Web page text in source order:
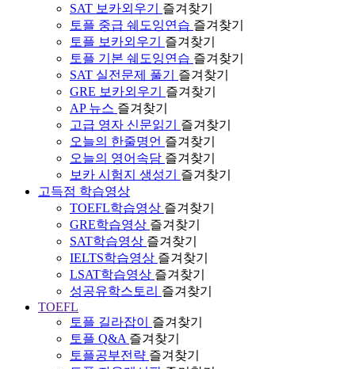
SAT 보카외우기
즐겨찾기
토플 중급 쉐도잉연습 즐겨찾기
토플 보카외우기
즐겨찾기
토플 기본 쉐도잉연습 즐겨찾기
SAT 실전문제 풀기
즐겨찾기
GRE 보카외우기
즐겨찾기
AP 뉴스 즐겨찾기
고급 영자 신문읽기
즐겨찾기
오늘의 한줄명언 즐겨찾기
오늘의 영어속담 즐겨찾기
보카 시험지 생성기
즐겨찾기
고득점 학습영상
TOEFL학습영상 즐겨찾기
GRE학습영상 즐겨찾기
SAT학습영상 즐겨찾기
IELTS학습영상 즐겨찾기
LSAT학습영상 즐겨찾기
성공유학스토리 즐겨찾기
TOEFL
토플 길라잡이
즐겨찾기
토플 Q&A 즐겨찾기
토플공부전략 즐겨찾기